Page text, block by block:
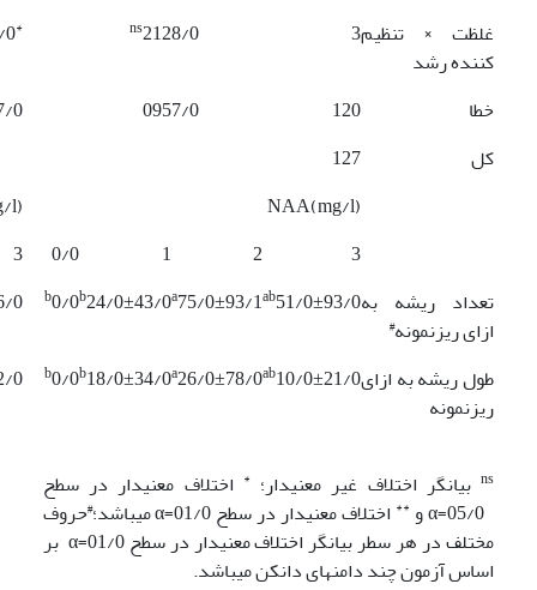
غلظت × تنظیم
کننده رشد
3
ns2128/0
*
خطا 120
0957/0
0
کل
127
(mg/l)NAA
(mg/l)IBA
3
2
1
0/0
3
تعداد ریشه به
ازای ریزنمونه#
ab51/0±93/0
a75/0±93/1
b24/0±43/0
b0/0
0
طول ریشه به ازای
ریزنمونه
ab10/0±21/0
a26/0±78/0
b18/0±34/0
b0/0
0
nsبیانگر اختلاف غیر معنی­دار؛* اختلاف معنی­دار در سطح
** اختلاف معنی­دار در سطح 01/0=α می­باشد؛ #حروف
مختلف در هر سطر بیانگر اختلاف معنی­دار در سطح 01/0=α بر
اساس آزمون چند دامنه­ای دانکن می­باشد.